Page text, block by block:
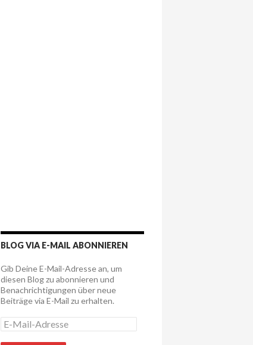
BLOG VIA E-MAIL ABONNIEREN
Gib Deine E-Mail-Adresse an, um
diesen Blog zu abonnieren und
Benachrichtigungen über neue
Beiträge via E-Mail zu erhalten.
E
-